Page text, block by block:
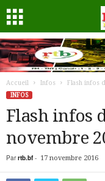
Accueil Infos
Flash infos
INFOS
Flash infos
novembre
Par rtb.bf- 17 novembre 2016